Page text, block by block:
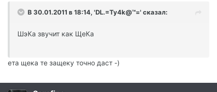
В 30.01.2011 в 18:14, 'DL.=Ty4k@™=' сказал:
ШэКа звучит как ЩеКа
ета щека те защеку точно даст -)